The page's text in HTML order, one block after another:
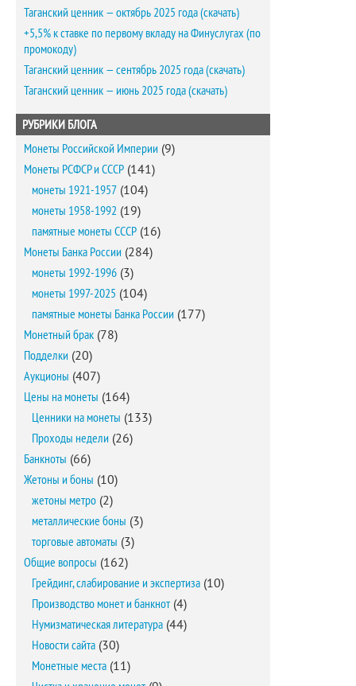
Таганский ценник — октябрь 2025 года (скачать)
+5,5% к ставке по первому вкладу на Финуслугах (по
промокоду)
Таганский ценник — сентябрь 2025 года (скачать)
Таганский ценник — июнь 2025 года (скачать)
РУБРИКИ БЛОГА
Монеты Российской Империи (9)
Монеты РСФСР и СССР (141)
монеты 1921-1957 (104)
монеты 1958-1992 (19)
памятные монеты СССР (16)
Монеты Банка России (284)
монеты 1992-1996 (3)
монеты 1997-2025 (104)
памятные монеты Банка России (177)
Монетный брак (78)
Подделки (20)
Аукционы (407)
Цены на монеты (164)
Ценники на монеты (133)
Проходы недели (26)
Банкноты (66)
Жетоны и боны (10)
жетоны метро (2)
металлические боны (3)
торговые автоматы (3)
Общие вопросы (162)
Грейдинг, слабирование и экспертиза (10)
Производство монет и банкнот(4)
Нумизматическая литература (44)
Новости сайта (30)
Монетные места (11)